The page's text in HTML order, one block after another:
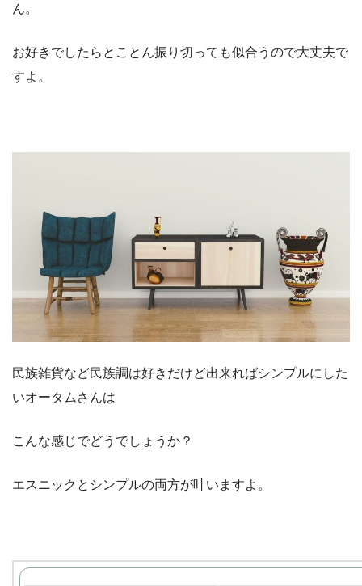
ん。
お好きでしたらとことん振り切っても似合うので大丈夫で
すよ。
民族雑貨など民族調は好きだけど出来ればシンプルにした
いオータムさんは
こんな感じでどうでしょうか？
エスニックとシンプルの両方が叶いますよ。